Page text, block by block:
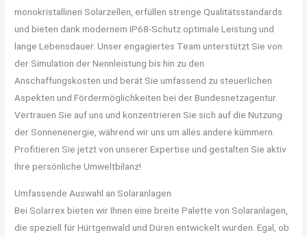
monokristallinen Solarzellen, erfüllen strenge Qualitätsstandards
und bieten dank modernem IP68-Schutz optimale Leistung und
lange Lebensdauer. Unser engagiertes Team unterstützt Sie von
der Simulation der Nennleistung bis hin zu den
Anschaffungskosten und berät Sie umfassend zu steuerlichen
Aspekten und Fördermöglichkeiten bei der Bundesnetzagentur.
Vertrauen Sie auf uns und konzentrieren Sie sich auf die Nutzung
der Sonnenenergie, während wir uns um alles andere kümmern.
Profitieren Sie jetzt von unserer Expertise und gestalten Sie aktiv
Ihre persönliche Umweltbilanz!
Umfassende Auswahl an Solaranlagen
Bei Solarrex bieten wir Ihnen eine breite Palette von Solaranlagen,
die speziell für Hürtgenwald und Düren entwickelt wurden. Egal, ob